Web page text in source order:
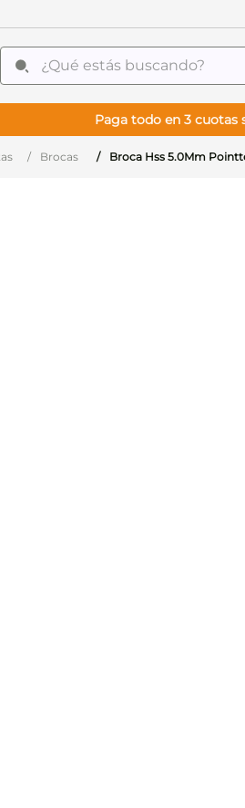
¿Qué estás buscando?
Paga todo en 3 cuotas
Brocas Broca Hss 5.0Mm